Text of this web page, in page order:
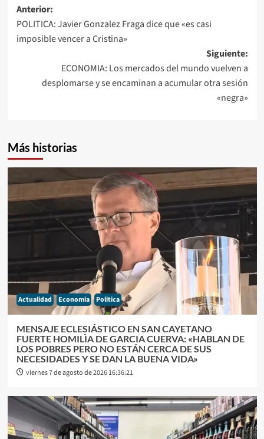
Navegación
de
entradas
Anterior:
POLITICA: Javier Gonzalez Fraga dice que «es casi
imposible vencer a Cristina»
Siguiente:
ECONOMIA: Los mercados del mundo vuelven a
desplomarse y se encaminan a acumular otra sesión
«negra»
Más historias
Actualidad Economia Politica
MENSAJE ECLESIÁSTICO EN SAN CAYETANO
FUERTE HOMILÌA DE GARCIA CUERVA: «HABLAN DE
LOS POBRES PERO NO ESTÁN CERCA DE SUS
NECESIDADES Y SE DAN LA BUENA VIDA»
viernes 7 de agosto de 2026 16:36:21